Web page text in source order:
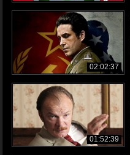
02:02:37
01:52:39